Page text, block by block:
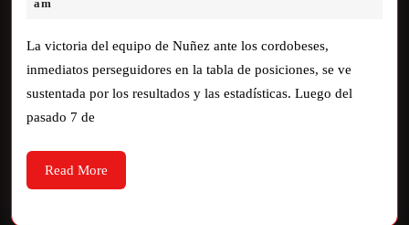
am
La victoria del equipo de Nuñez ante los cordobeses,
inmediatos perseguidores en la tabla de posiciones, se ve
sustentada por los resultados y las estadísticas. Luego del
pasado 7 de
Read More